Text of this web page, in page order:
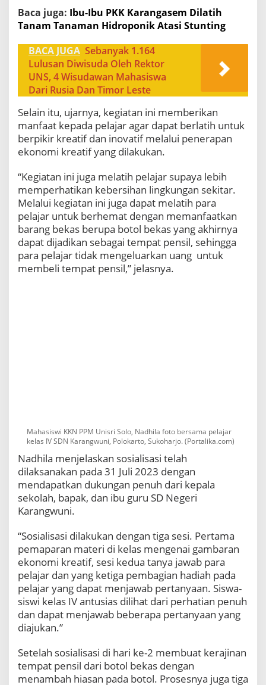
Baca juga: Ibu-Ibu PKK Karangasem Dilatih
Tanam Tanaman Hidroponik Atasi Stunting
BACA JUGA Sebanyak 1.164
Lulusan Diwisuda Oleh Rektor
UNS, 4 Wisudawan Mahasiswa
Dari Rusia Dan Timor Leste
Selain itu, ujarnya, kegiatan ini memberikan
manfaat kepada pelajar agar dapat berlatih untuk
berpikir kreatif dan inovatif melalui penerapan
ekonomi kreatif yang dilakukan.
“Kegiatan ini juga melatih pelajar supaya lebih
memperhatikan kebersihan lingkungan sekitar.
Melalui kegiatan ini juga dapat melatih para
pelajar untuk berhemat dengan memanfaatkan
barang bekas berupa botol bekas yang akhirnya
dapat dijadikan sebagai tempat pensil, sehingga
para pelajar tidak mengeluarkan uang untuk
membeli tempat pensil,” jelasnya.
Mahasiswi KKN PPM Unisri Solo, Nadhila foto bersama pelajar
kelas IV SDN Karangwuni, Polokarto, Sukoharjo. (Portalika.com)
Nadhila menjelaskan sosialisasi telah
dilaksanakan pada 31 Juli 2023 dengan
mendapatkan dukungan penuh dari kepala
sekolah, bapak, dan ibu guru SD Negeri
Karangwuni.
“Sosialisasi dilakukan dengan tiga sesi. Pertama
pemaparan materi di kelas mengenai gambaran
ekonomi kreatif, sesi kedua tanya jawab para
pelajar dan yang ketiga pembagian hadiah pada
pelajar yang dapat menjawab pertanyaan. Siswa-
siswi kelas IV antusias dilihat dari perhatian penuh
dan dapat menjawab beberapa pertanyaan yang
diajukan.”
Setelah sosialisasi di hari ke-2 membuat kerajinan
tempat pensil dari botol bekas dengan
menambah hiasan pada botol. Prosesnya juga tiga